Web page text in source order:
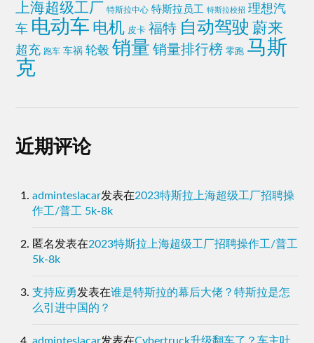
上海超级工厂
特斯拉中心 特斯拉员工 特斯拉校招 理想汽
车 电动车 电机 皮卡 福特 自动驾驶 蔚来
超充 跑车 车祸 轮毂 销量 销量排行榜 零跑 马斯
克
近期评论
adminteslacar发表在2023特斯拉上海超级工厂招聘操
作工/普工 5k-8k
匿名发表在2023特斯拉上海超级工厂招聘操作工/普工
5k-8k
支持应勇发表在谁是特斯拉的幕后大佬？特斯拉是怎
么引进中国的？